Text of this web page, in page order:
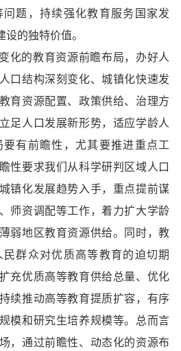
题，持续强化教育服务国家发
的独特价值。
化的教育资源前瞻布局，办好人
口结构深刻变化、城镇化快速发
育资源配置、政策供给、治理方
足人口发展新形势，适应学龄人
有前瞻性，尤其要推进重点工
性要求我们从科学研判区域人口
镇化发展趋势入手，重点提前谋
师资调配等工作，着力扩大学龄
弱地区教育资源供给。同时，教
群众对优质高等教育的迫切期
充优质高等教育供给总量、优化
续推动高等教育提质扩容，有序
模和研究生培养规模等。总而言
，通过前瞻性、动态化的资源布